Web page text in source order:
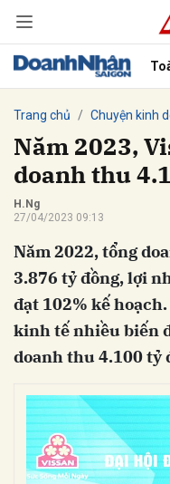
Trang chủ Chuyện kinh
Năm 2023,
doanh thu
H.Ng
27/04/2023 09:13
Năm 2022, tổng
3.876 tỷ đồng, lợi
đạt 102% kế
kinh tế nhiều biến
doanh thu 4.100 tỷ